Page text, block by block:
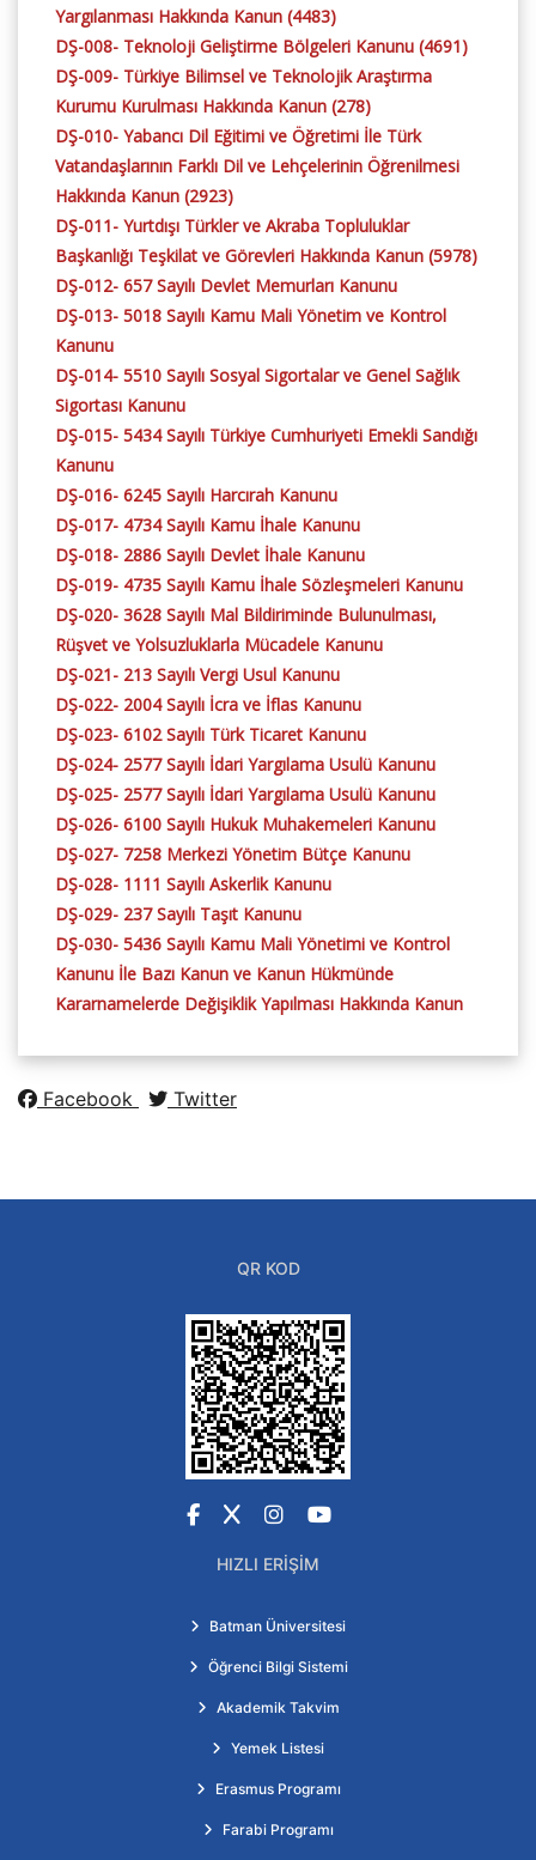
Yargılanması Hakkında Kanun (4483)
DŞ-008- Teknoloji Geliştirme Bölgeleri Kanunu (4691)
DŞ-009- Türkiye Bilimsel ve Teknolojik Araştırma
Kurumu Kurulması Hakkında Kanun (278)
DŞ-010- Yabancı Dil Eğitimi ve Öğretimi İle Türk
Vatandaşlarının Farklı Dil ve Lehçelerinin Öğrenilmesi
Hakkında Kanun (2923)
DŞ-011- Yurtdışı Türkler ve Akraba Topluluklar
Başkanlığı Teşkilat ve Görevleri Hakkında Kanun (5978)
DŞ-012- 657 Sayılı Devlet Memurları Kanunu
DŞ-013- 5018 Sayılı Kamu Mali Yönetim ve Kontrol
Kanunu
DŞ-014- 5510 Sayılı Sosyal Sigortalar ve Genel Sağlık
Sigortası Kanunu
DŞ-015- 5434 Sayılı Türkiye Cumhuriyeti Emekli Sandığı
Kanunu
DŞ-016- 6245 Sayılı Harcırah Kanunu
DŞ-017- 4734 Sayılı Kamu İhale Kanunu
DŞ-018- 2886 Sayılı Devlet İhale Kanunu
DŞ-019- 4735 Sayılı Kamu İhale Sözleşmeleri Kanunu
DŞ-020- 3628 Sayılı Mal Bildiriminde Bulunulması,
Rüşvet ve Yolsuzluklarla Mücadele Kanunu
DŞ-021- 213 Sayılı Vergi Usul Kanunu
DŞ-022- 2004 Sayılı İcra ve İflas Kanunu
DŞ-023- 6102 Sayılı Türk Ticaret Kanunu
DŞ-024- 2577 Sayılı İdari Yargılama Usulü Kanunu
DŞ-025- 2577 Sayılı İdari Yargılama Usulü Kanunu
DŞ-026- 6100 Sayılı Hukuk Muhakemeleri Kanunu
DŞ-027- 7258 Merkezi Yönetim Bütçe Kanunu
DŞ-028- 1111 Sayılı Askerlik Kanunu
DŞ-029- 237 Sayılı Taşıt Kanunu
DŞ-030- 5436 Sayılı Kamu Mali Yönetimi ve Kontrol
Kanunu İle Bazı Kanun ve Kanun Hükmünde
Kararnamelerde Değişiklik Yapılması Hakkında Kanun
Facebook Twitter
QR KOD
Facebook
X Instagram
YouTube
HIZLI ERIŞIM
Batman Üniversitesi
Öğrenci Bilgi Sistemi
Akademik Takvim
Yemek Listesi
Erasmus Programı
Farabi Programı